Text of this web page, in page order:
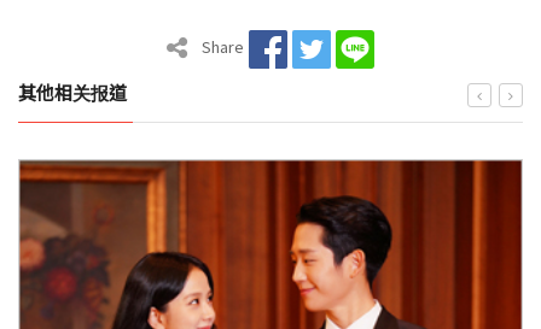
Share
其他相关报道